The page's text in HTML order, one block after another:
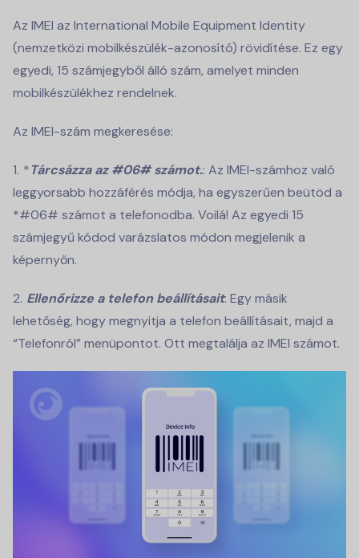
Az IMEI az International Mobile Equipment Identity
(nemzetközi mobilkészülék-azonosító) rövidítése. Ez egy
egyedi, 15 számjegyből álló szám, amelyet minden
mobilkészülékhez rendelnek.
Az IMEI-szám megkeresése:
*Tárcsázza az #06# számot.: Az IMEI-számhoz való
leggyorsabb hozzáférés módja, ha egyszerűen beütöd a
*#06# számot a telefonodba. Voilá! Az egyedi 15
számjegyű kódod varázslatos módon megjelenik a
képernyőn.
Ellenőrizze a telefon beállításait: Egy másik
lehetőség, hogy megnyitja a telefon beállításait, majd a
“Telefonról” menüpontot. Ott megtalálja az IMEI számot.